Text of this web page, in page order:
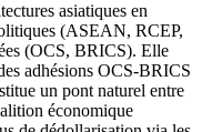
asiatiques en
(ASEAN, RCEP,
(OCS, BRICS). Elle
adhésions OCS-BRICS
un pont naturel entre
économique